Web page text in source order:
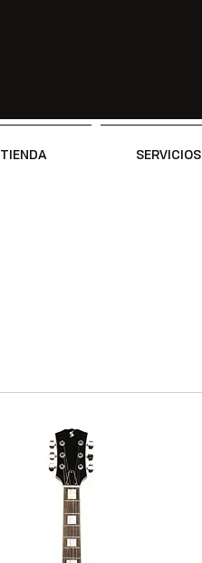
TIENDA SERVICIOS